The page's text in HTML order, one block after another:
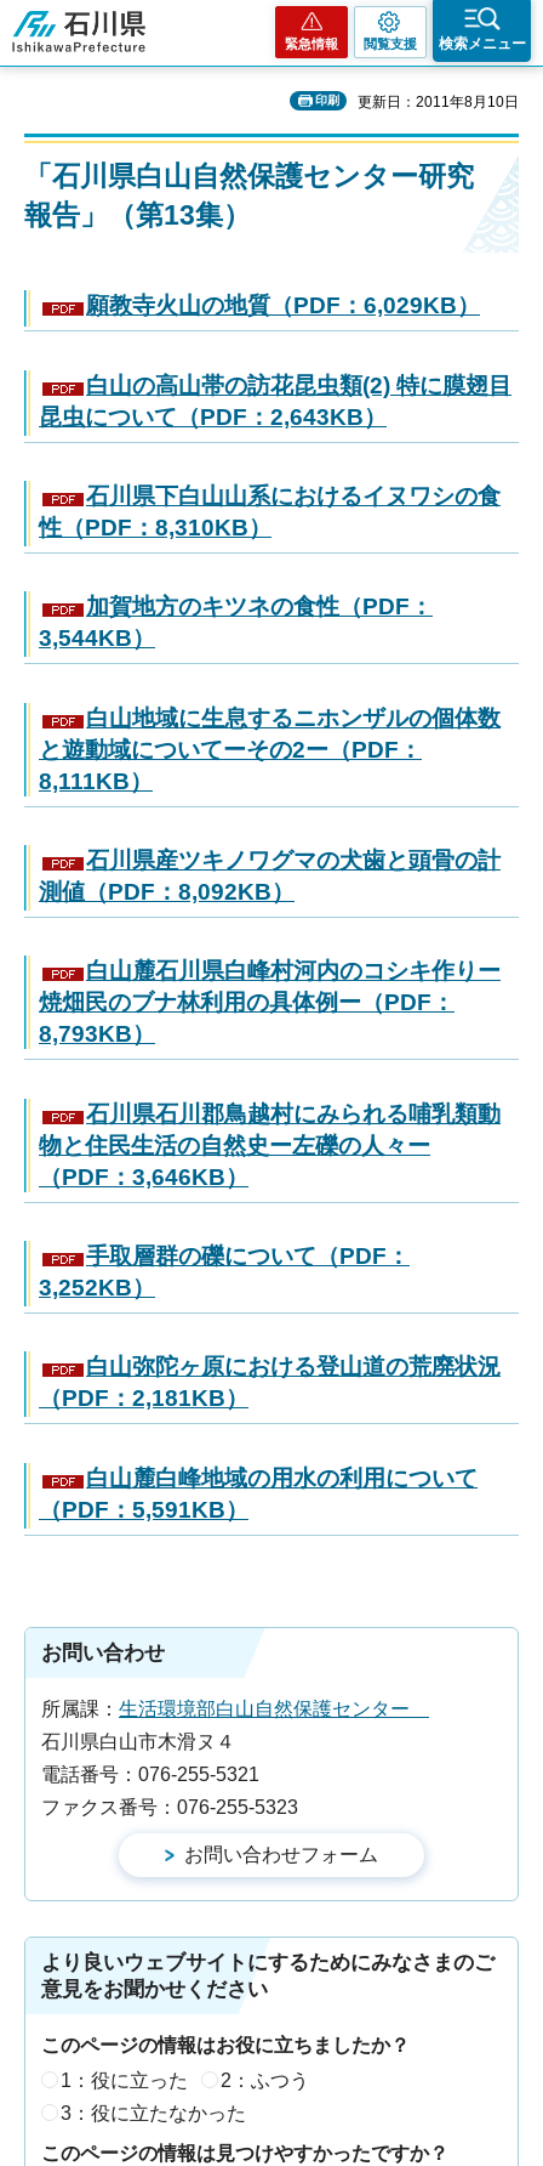
石川県
緊急情報 閲覧支援 検索メニュー
印刷 更新日：2011年8月10日
「石川県白山自然保護センター研究
報告」（第13集）
願教寺火山の地質（PDF：6,029KB）
白山の高山帯の訪花昆虫類(2) 特に膜翅目
昆虫について（PDF：2,643KB）
石川県下白山山系におけるイヌワシの食
性（PDF：8,310KB）
加賀地方のキツネの食性（PDF：
3,544KB）
白山地域に生息するニホンザルの個体数
と遊動域についてーその2ー（PDF：
8,111KB）
石川県産ツキノワグマの犬歯と頭骨の計
測値（PDF：8,092KB）
白山麓石川県白峰村河内のコシキ作りー
焼畑民のブナ林利用の具体例ー（PDF：
8,793KB）
石川県石川郡鳥越村にみられる哺乳類動
物と住民生活の自然史ー左礫の人々ー
（PDF：3,646KB）
手取層群の礫について（PDF：
3,252KB）
白山弥陀ヶ原における登山道の荒廃状況
（PDF：2,181KB）
白山麓白峰地域の用水の利用について
（PDF：5,591KB）
お問い合わせ
所属課： 生活環境部白山自然保護センター
石川県白山市木滑ヌ４
電話番号：076-255-5321
ファクス番号：076-255-5323
より良いウェブサイトにするためにみなさまのご
意見をお聞かせください
このページの情報はお役に立ちましたか？
1：役に立った
2：ふつう
3：役に立たなかった
このページの情報は見つけやすかったですか？